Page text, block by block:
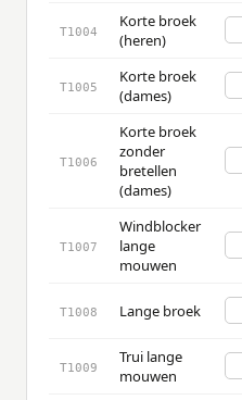
T1004
Korte broek
(heren)
T1005
Korte broek
(dames)
T1006
Korte broek
zonder
bretellen
(dames)
T1007
Windblocker
lange
mouwen
T1008 Lange broek
T1009
Trui lange
mouwen